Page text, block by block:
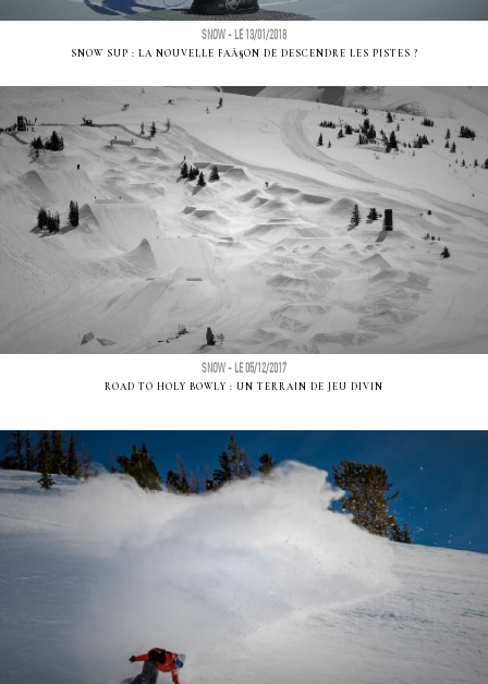
SNOW - LE 13/01/2018
SNOW SUP : LA NOUVELLE FAÃ§ON DE DESCENDRE LES PISTES ?
SNOW - LE 05/12/2017
ROAD TO HOLY BOWLY : UN TERRAIN DE JEU DIVIN